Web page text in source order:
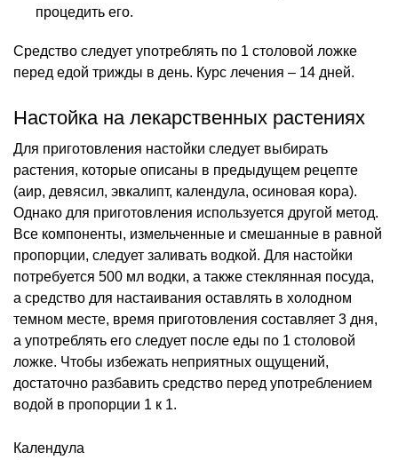
процедить его.
Средство следует употреблять по 1 столовой ложке
перед едой трижды в день. Курс лечения – 14 дней.
Настойка на лекарственных растениях
Для приготовления настойки следует выбирать
растения, которые описаны в предыдущем рецепте
(аир, девясил, эвкалипт, календула, осиновая кора).
Однако для приготовления используется другой метод.
Все компоненты, измельченные и смешанные в равной
пропорции, следует заливать водкой. Для настойки
потребуется 500 мл водки, а также стеклянная посуда,
а средство для настаивания оставлять в холодном
темном месте, время приготовления составляет 3 дня,
а употреблять его следует после еды по 1 столовой
ложке. Чтобы избежать неприятных ощущений,
достаточно разбавить средство перед употреблением
водой в пропорции 1 к 1.
Календула